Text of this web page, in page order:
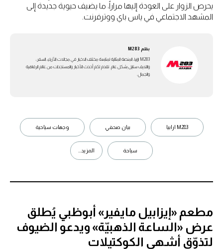
يحرص الزوار على العودة إليها مراراً، ما يضيف حيوية جديدة إلى
المشهد الاجتماعي في ياس باي ووترفرنت.
بقلم M283
M283 ارابيا، المنصة المثالية لمتابعة مختلف الاخبار في مجالات الأزياء، السفر،
واللايف ستايل بشكل عام. تقدم لكم أحدث الأخبار والمستجدات من عالم الرفاهية
والجمال.
M283 ارابيا بيان صحفي وجهات سياحية
سياحة المزيد...
مطعم «إيزابيل مايفير» أبوظبي يُطلق
عرض «الساعة الذهبيّة» ويدعو الضيوف
لتذوّق أشهى الكوكتيلات